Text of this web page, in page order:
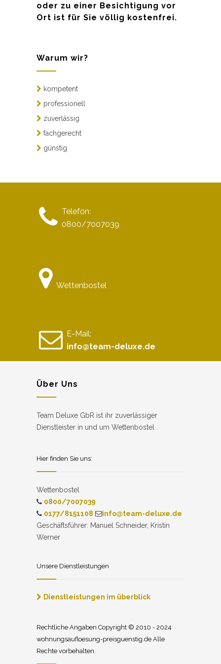
oder zu einer Besichtigung vor
Ort ist für Sie völlig kostenfrei.
Warum wir?
kompetent
professionell
zuverlässig
fachgerecht
günstig
Telefon:
0800/7007039
Wettenbostel
E-Mail:
info@team-deluxe.de
Über Uns
Team Deluxe GbR ist ihr zuverlässiger
Dienstleister in und um Wettenbostel .
Hier finden Sie uns:
Wettenbostel
0800/7007039
0177/8151108
info@team-deluxe.de
Geschäftsführer: Manuel Schneider, Kristin
Werner
Unsere Dienstleistungen
Dienstleistungen im überblick
Rechtliche Angaben Copyright © 2010 - 2024
wohnungsaufloesung-preisguenstig.de Alle
Rechte vorbehalten.